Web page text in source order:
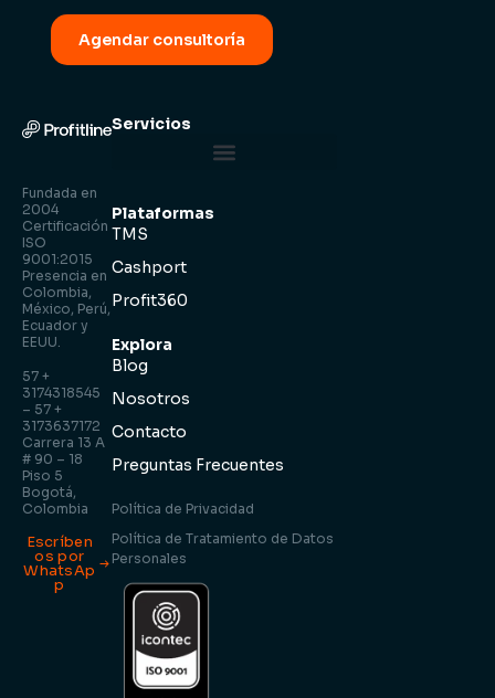
Agendar consultoría
Fundada en
2004
Certificación
ISO
9001:2015
Presencia en
Colombia,
México, Perú,
Ecuador y
EEUU.
57 +
3174318545
– 57 +
3173637172
Carrera 13 A
# 90 – 18
Piso 5
Bogotá,
Colombia
Escríben
os por
WhatsAp
p
Servicios
Plataformas
TMS
Cashport
Profit360
Explora
Blog
Nosotros
Contacto
Preguntas Frecuentes
Política de Privacidad
Política de Tratamiento de Datos
Personales